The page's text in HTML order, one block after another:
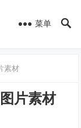
菜单
素材
片素材